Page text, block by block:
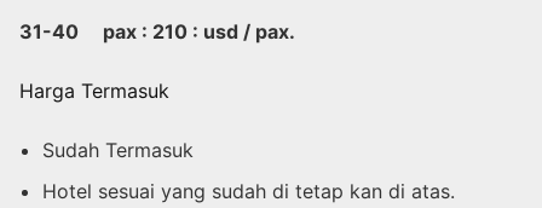
31-40 pax : 210 : usd / pax.
Harga Termasuk
Sudah Termasuk
Hotel sesuai yang sudah di tetap kan di atas.